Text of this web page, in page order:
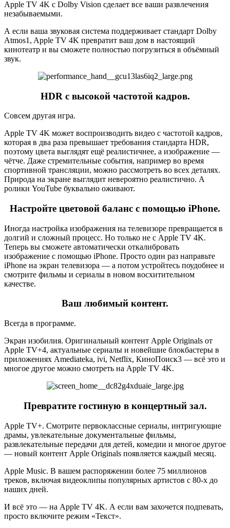
Apple TV 4K с Dolby Vision сделает все ваши развлечения
незабываемыми.
А если ваша звуковая система поддерживает стандарт Dolby
Atmos1, Apple TV 4K превратит ваш дом в настоящий
кинотеатр и вы сможете полностью погрузиться в объёмный
звук.
HDR с высокой частотой кадров.
Совсем другая игра.
Apple TV 4K может воспроизводить видео с частотой кадров,
которая в два раза превышает требования стандарта HDR,
поэтому цвета выглядят ещё реалистичнее, а изображение —
чётче. Даже стремительные события, например во время
спортивной трансляции, можно рассмотреть во всех деталях.
Природа на экране выглядит невероятно реалистично. А
ролики YouTube буквально оживают.
Настройте цветовой баланс с помощью iPhone.
Иногда настройка изображения на телевизоре превращается в
долгий и сложный процесс. Но только не с Apple TV 4K.
Теперь вы сможете автоматически откалибровать
изображение с помощью iPhone. Просто один раз направьте
iPhone на экран телевизора — а потом устройтесь поудобнее и
смотрите фильмы и сериалы в новом восхитительном
качестве.
Ваш любимый контент.
Всегда в программе.
Экран изобилия. Оригинальный контент Apple Originals от
Apple TV+4, актуальные сериалы и новейшие блокбастеры в
приложениях Amediateka, ivi, Netflix, КиноПоиск3 — всё это и
многое другое можно смотреть на Apple TV 4K.
Превратите гостиную в концертный зал.
Apple TV+. Смотрите первоклассные сериалы, интригующие
драмы, увлекательные документальные фильмы,
развлекательные передачи для детей, комедии и многое другое
— новый контент Apple Originals появляется каждый месяц.
Apple Music. В вашем распоряжении более 75 миллионов
треков, включая видеоклипы популярных артистов с 80‑х до
наших дней.
И всё это — на Apple TV 4K. А если вам захочется подпевать,
просто включите режим «Текст».